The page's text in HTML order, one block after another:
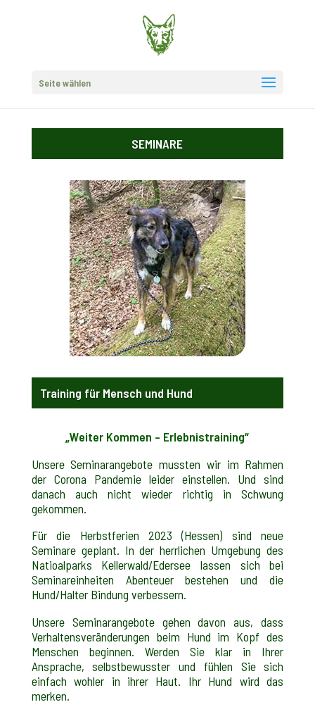
Seite wählen
SEMINARE
Training für Mensch und Hund
„Weiter Kommen – Erlebnistraining“
Unsere Seminarangebote mussten wir im Rahmen
der Corona Pandemie leider einstellen. Und sind
danach auch nicht wieder richtig in Schwung
gekommen.
Für die Herbstferien 2023 (Hessen) sind neue
Seminare geplant. In der herrlichen Umgebung des
Natioalparks Kellerwald/Edersee lassen sich bei
Seminareinheiten Abenteuer bestehen und die
Hund/Halter Bindung verbessern.
Unsere Seminarangebote gehen davon aus, dass
Verhaltensveränderungen beim Hund im Kopf des
Menschen beginnen. Werden Sie klar in Ihrer
Ansprache, selbstbewusster und fühlen Sie sich
einfach wohler in ihrer Haut. Ihr Hund wird das
merken.